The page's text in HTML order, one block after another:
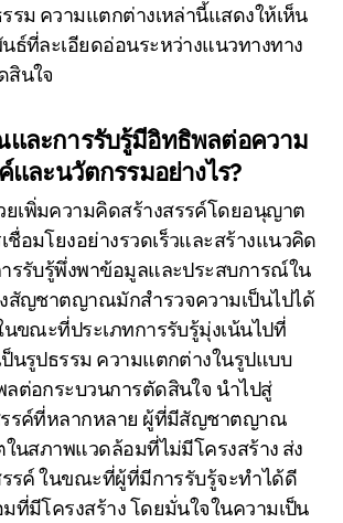
รม ความแตกต่างเหล่านี้แสดงให้เห็น
ธ์ที่ละเอียดอ่อนระหว่างแนวทางทาง
นใจ
ละการรับรู้มีอิทธิพลต่อความ
และนวัตกรรมอย่างไร?
พิ่มความคิดสร้างสรรค์โดยอนุญาต
ชื่อมโยงอย่างรวดเร็วและสร้างแนวคิด
รรับรู้พึ่งพาข้อมูลและประสบการณ์ใน
สัญชาตญาณมักสำรวจความเป็นไปได้
ขณะที่ประเภทการรับรู้มุ่งเน้นไปที่
นรูปธรรม ความแตกต่างในรูปแบบ
ต่อกระบวนการตัดสินใจ นำไปสู่
รรค์ที่หลากหลาย ผู้ที่มีสัญชาตญาณ
ในสภาพแวดล้อมที่ไม่มีโครงสร้าง ส่ง
รรค์ ในขณะที่ผู้ที่มีการรับรู้จะทำได้ดี
ที่มีโครงสร้าง โดยมั่นใจในความเป็น